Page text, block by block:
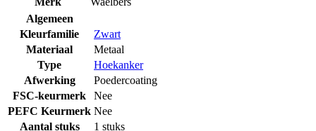
Algemeen
Kleurfamilie
Zwart
Materiaal
Metaal
Type
Hoekanker
Afwerking
Poedercoating
FSC-keurmerk
Nee
PEFC Keurmerk Nee
Aantal stuks
1 stuks